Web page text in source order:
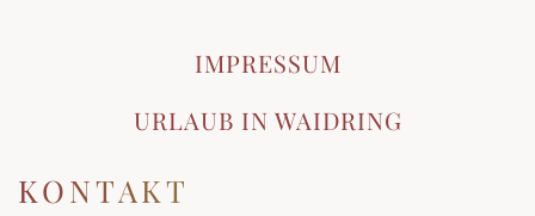
IMPRESSUM
URLAUB IN WAIDRING
KONTAKT